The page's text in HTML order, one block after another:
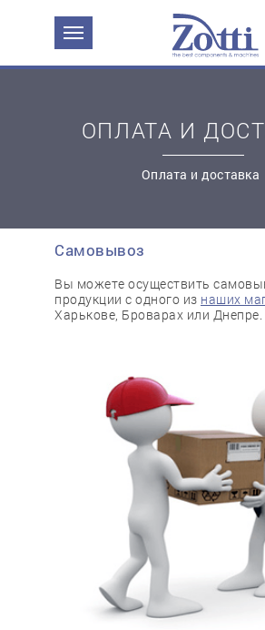
ОПЛАТА И
Оплата и доставка
Самовывоз
Вы можете осуществить
продукции с одного из наших
Харькове, Броварах или Днепре.